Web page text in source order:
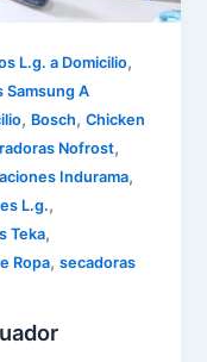
L.g. a Domicilio,
Samsung A
, Bosch,Chicken
Nofrost,
Indurama,
L.g.,
Teka,
Ropa,secadoras